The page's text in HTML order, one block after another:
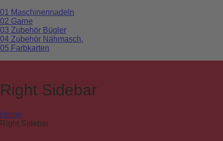
01 Maschinennadeln
02 Garne
03 Zubehör Bügler
04 Zubehör Nähmasch.
05 Farbkarten
Right Sidebar
Home
Right Sidebar